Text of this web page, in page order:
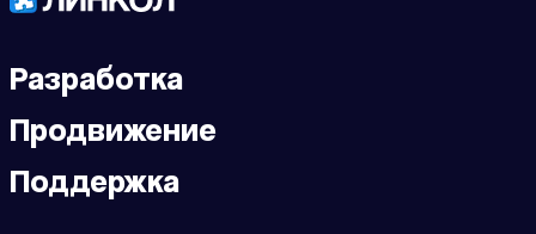
Разработка
Продвижение
Поддержка